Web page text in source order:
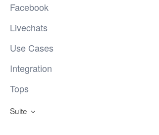
Facebook
Livechats
Use Cases
Integration
Tops
Suite